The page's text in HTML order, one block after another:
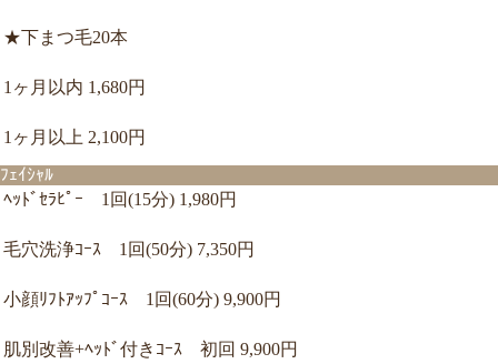
★下まつ毛20本
1ヶ月以内 1,680円
1ヶ月以上 2,100円
ﾌｪｲｼｬﾙ
ﾍｯﾄﾞｾﾗﾋﾟｰ 1回(15分) 1,980円
毛穴洗浄ｺｰｽ 1回(50分) 7,350円
小顔ﾘﾌﾄｱｯﾌﾟｺｰｽ 1回(60分) 9,900円
肌別改善+ﾍｯﾄﾞ付きｺｰｽ 初回 9,900円